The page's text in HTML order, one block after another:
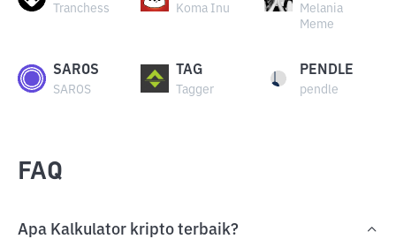
Tranchess Koma Inu
Melania
Meme
SAROS
SAROS
TAG
Tagger
PENDLE
pendle
FAQ
Apa Kalkulator kripto terbaik?